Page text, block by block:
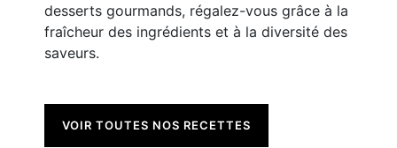
desserts gourmands, régalez-vous grâce à la
fraîcheur des ingrédients et à la diversité des
saveurs.
VOIR TOUTES NOS RECETTES